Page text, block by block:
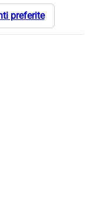
preferite